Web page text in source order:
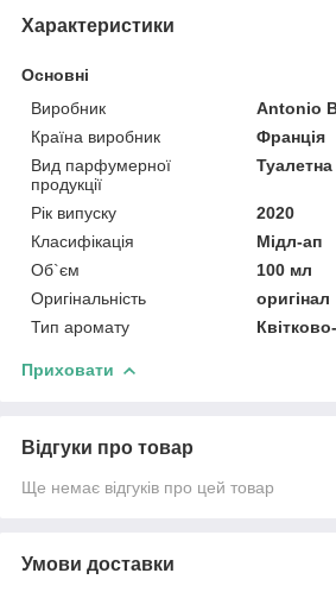
Характеристики
Основні
Виробник
Antonio
Країна виробник
Франція
Вид парфумерної
продукції
Рік випуску
2020
Класифікація
Мідл-ап
Об`єм
100 мл
Оригінальність
оригінал
Тип аромату
Приховати
Відгуки про товар
Ще немає відгуків про цей товар
Умови доставки